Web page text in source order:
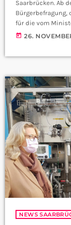
Saarbrücken. Ab
Bürgerbefragung,
für die vom
gegebene
Darüber hinaus
und Menschen,
today 26.
NEWS